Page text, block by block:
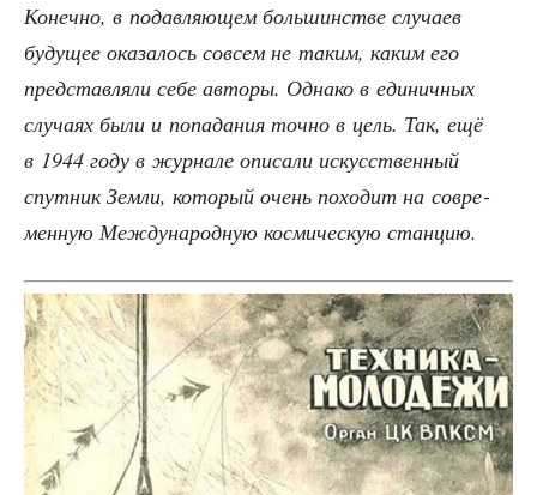
Конеч­но, в подав­ля­ю­щем боль­шин­стве слу­ча­ев
буду­щее ока­за­лось совсем не таким, каким его
пред­став­ля­ли себе авто­ры. Одна­ко в еди­нич­ных
слу­ча­ях были и попа­да­ния точ­но в цель. Так, ещё
в 1944 году в жур­на­ле опи­са­ли искус­ствен­ный
спут­ник Зем­ли, кото­рый очень похо­дит на совре­
мен­ную Меж­ду­на­род­ную кос­ми­че­скую станцию.